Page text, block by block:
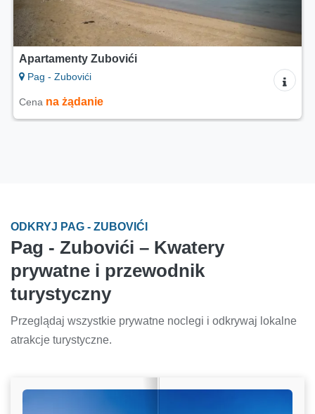
Apartamenty Zubovići
Pag - Zubovići
Cena na żądanie
ODKRYJ PAG - ZUBOVIĆI
Pag - Zubovići – Kwatery
prywatne i przewodnik
turystyczny
Przeglądaj wszystkie prywatne noclegi i odkrywaj lokalne
atrakcje turystyczne.